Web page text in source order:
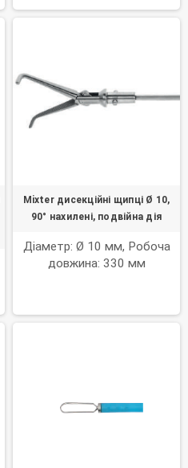
Mixter дисекційні щипці Ø 10,
90° нахилені, подвійна дія
Діаметр: Ø 10 мм, Робоча
довжина: 330 мм